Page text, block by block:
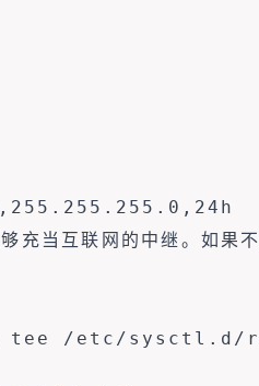
充当互联网的中继。如果
tee /etc/sysctl.d/